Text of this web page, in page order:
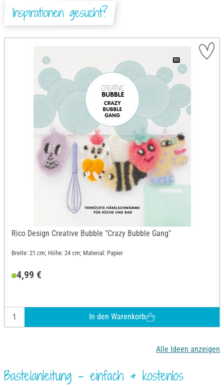
Inspirationen gesucht?
Rico Design Creative Bubble "Crazy Bubble Gang"
Breite: 21 cm; Höhe: 24 cm; Material: Papier
4,99 €
In den Warenkorb
Alle Ideen anzeigen
Bastelanleitung – einfach & kostenlos